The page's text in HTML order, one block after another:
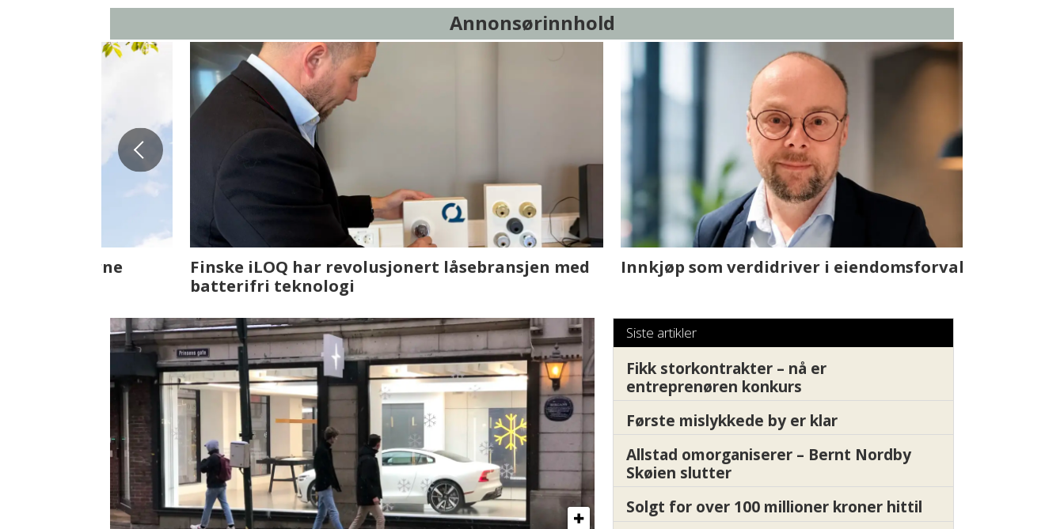
Annonsørinnhold
Fenistra endrer eiendomsbransjen med AI. Slik
ser vi på fremtiden
Hvordan Ovtun Eiendom holder leietakerne
Siste artikler
Fikk storkontrakter – nå er
entreprenøren konkurs
Første mislykkede by er klar
Allstad omorganiserer – Bernt Nordby
Skøien slutter
Solgt for over 100 millioner kroner hittil